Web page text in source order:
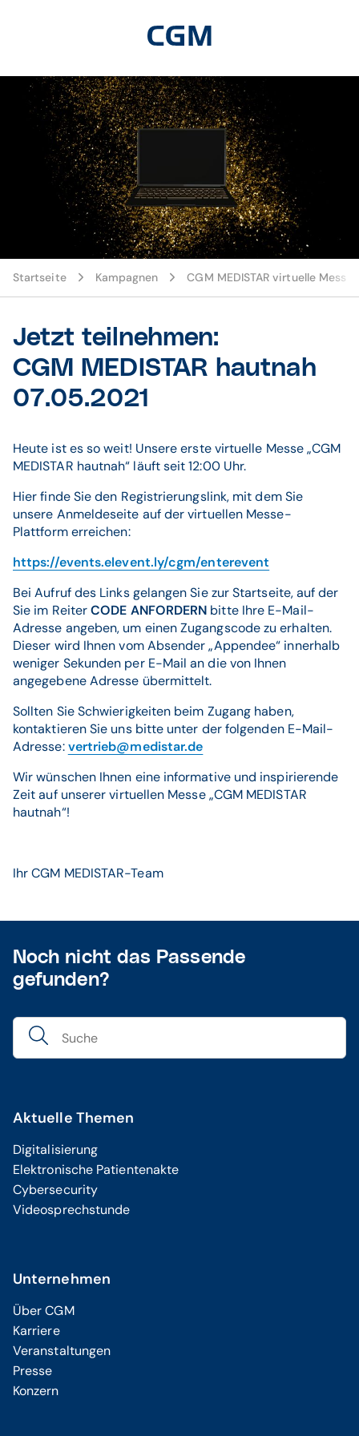
Startseite Kampagnen CGM MEDISTAR virtuelle Messe
Jetzt teilnehmen:
CGM MEDISTAR hautnah
07.05.2021
Heute ist es so weit! Unsere erste virtuelle Messe „CGM
MEDISTAR hautnah“ läuft seit 12:00 Uhr.
Hier finde Sie den Registrierungslink, mit dem Sie
unsere Anmeldeseite auf der virtuellen Messe-
Plattform erreichen:
https://events.elevent.ly/cgm/enterevent
Bei Aufruf des Links gelangen Sie zur Startseite, auf der
Sie im ReiterCODE ANFORDERN bitte Ihre E-Mail-
Adresse angeben, um einen Zugangscode zu erhalten.
Dieser wird Ihnen vom Absender „Appendee“ innerhalb
weniger Sekunden per E-Mail an die von Ihnen
angegebene Adresse übermittelt.
Sollten Sie Schwierigkeiten beim Zugang haben,
kontaktieren Sie uns bitte unter der folgenden E-Mail-
Adresse:vertrieb@medistar.de
Wir wünschen Ihnen eine informative und inspirierende
Zeit auf unserer virtuellen Messe „CGM MEDISTAR
hautnah“!
Ihr CGM MEDISTAR-Team
Noch nicht das Passende
gefunden?
Aktuelle Themen
Digitalisierung
Elektronische Patientenakte
Cybersecurity
Videosprechstunde
Unternehmen
Über CGM
Karriere
Veranstaltungen
Presse
Konzern